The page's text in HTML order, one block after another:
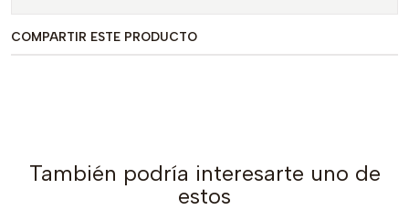
COMPARTIR ESTE PRODUCTO
También podría interesarte uno de
estos